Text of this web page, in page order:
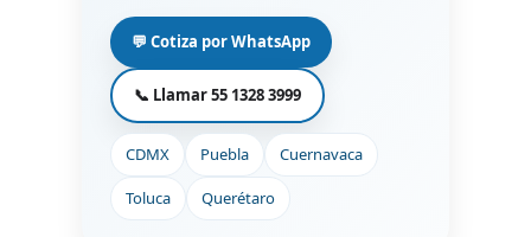
💬 Cotiza por WhatsApp
📞 Llamar 55 1328 3999
CDMX Puebla Cuernavaca
Toluca Querétaro